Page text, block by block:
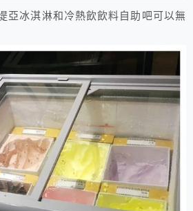
亞冰淇淋和冷熱飲飲料自助吧可以無